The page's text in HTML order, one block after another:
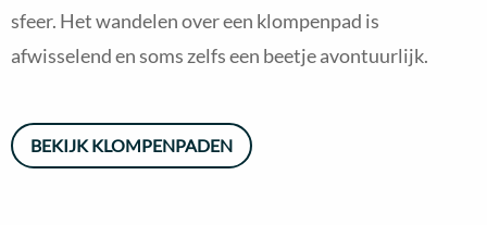
sfeer. Het wandelen over een klompenpad is
afwisselend en soms zelfs een beetje avontuurlijk.
BEKIJK KLOMPENPADEN